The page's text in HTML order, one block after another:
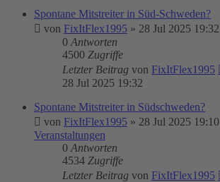
Spontane Mitstreiter in Süd-Schweden?
von FixItFlex1995 » 28 Jul 2025 19:32
0 Antworten
4500 Zugriffe
Letzter Beitrag von FixItFlex1995
28 Jul 2025 19:32
Spontane Mitstreiter in Südschweden?
von FixItFlex1995 » 28 Jul 2025 19:10
Veranstaltungen
0 Antworten
4534 Zugriffe
Letzter Beitrag von FixItFlex1995